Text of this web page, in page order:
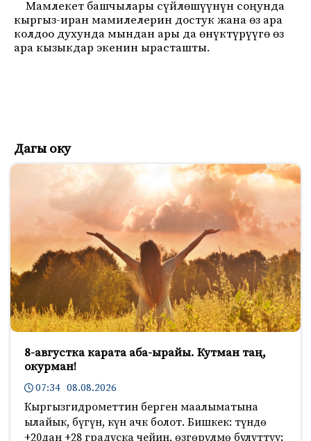
Мамлекет башчылары сүйлөшүүнүн соңунда
кыргыз-иран мамилелерин достук жана өз ара
колдоо духунда мындан ары да өнүктүрүүгө өз
ара кызыкдар экенин ырасташты.
Дагы оку
8-августка карата аба-ырайы. Кутман таң,
окурман!
07:34 08.08.2026
Кыргызгидрометтин берген маалыматына
ылайык, бүгүн, күн ачк болот. Бишкек: түндө
+20дан +28 градуска чейин, өзгөрүлмө булуттуу;